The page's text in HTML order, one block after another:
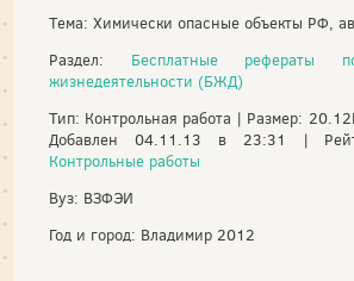
Тема: Химически опасные объекты РФ,
Раздел: Бесплатные рефераты
жизнедеятельности (БЖД)
Тип: Контрольная работа | Размер:
Добавлен 04.11.13 в 23:31 |
Контрольные работы
Вуз: ВЗФЭИ
Год и город: Владимир 2012